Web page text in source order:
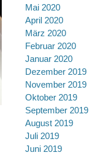
Mai 2020
April 2020
März 2020
Februar 2020
Januar 2020
Dezember 2019
November 2019
Oktober 2019
September 2019
August 2019
Juli 2019
Juni 2019